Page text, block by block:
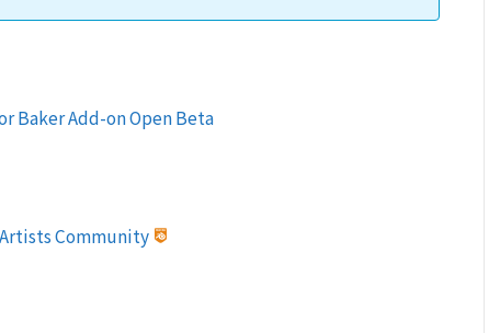
Baker Add-on Open Beta
Community